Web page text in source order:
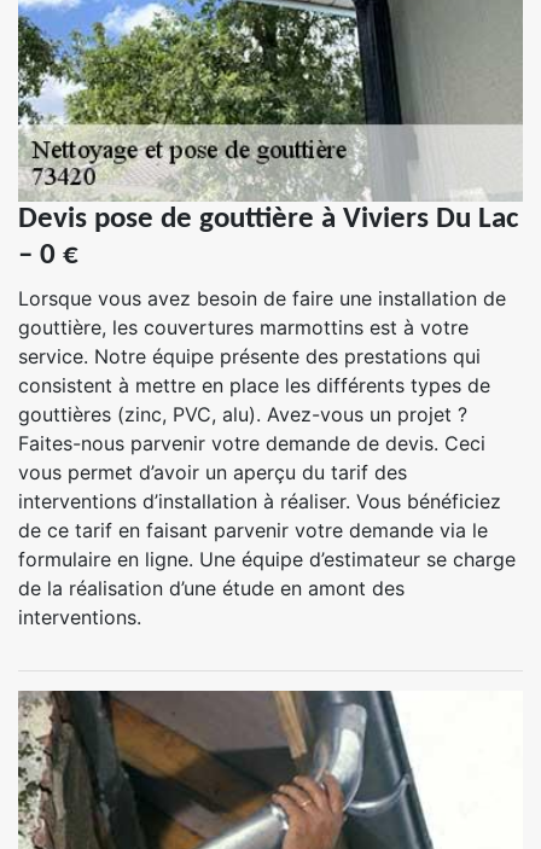
Devis pose de gouttière à Viviers Du Lac
– 0 €
Lorsque vous avez besoin de faire une installation de
gouttière, les couvertures marmottins est à votre
service. Notre équipe présente des prestations qui
consistent à mettre en place les différents types de
gouttières (zinc, PVC, alu). Avez-vous un projet ?
Faites-nous parvenir votre demande de devis. Ceci
vous permet d’avoir un aperçu du tarif des
interventions d’installation à réaliser. Vous bénéficiez
de ce tarif en faisant parvenir votre demande via le
formulaire en ligne. Une équipe d’estimateur se charge
de la réalisation d’une étude en amont des
interventions.